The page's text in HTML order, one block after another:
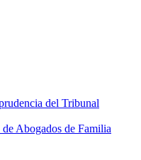
del Tribunal
Abogados de Familia